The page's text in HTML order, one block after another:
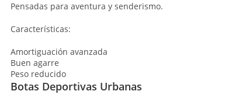
Pensadas para aventura y senderismo.
Características:
Amortiguación avanzada
Buen agarre
Peso reducido
Botas Deportivas Urbanas